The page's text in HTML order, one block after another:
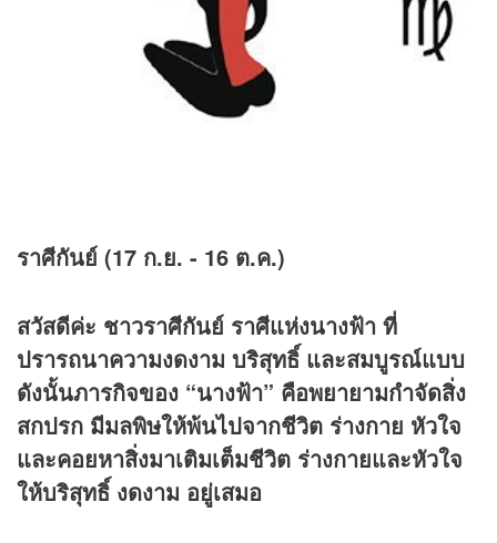
ราศีกันย์ (17 ก.ย. - 16 ต.ค.)
สวัสดีค่ะ ชาวราศีกันย์ ราศีแห่งนางฟ้า ที่
ปรารถนาความงดงาม บริสุทธิ์ และสมบูรณ์แบบ
ดังนั้นภารกิจของ “นางฟ้า” คือพยายามกำจัดสิ่ง
สกปรก มีมลพิษให้พ้นไปจากชีวิต ร่างกาย หัวใจ
และคอยหาสิ่งมาเติมเต็มชีวิต ร่างกายและหัวใจ
ให้บริสุทธิ์ งดงาม อยู่เสมอ